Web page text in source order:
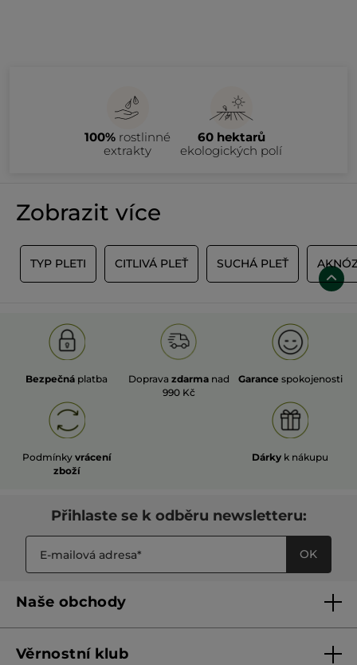
100% rostlinné
extrakty
60 hektarů
ekologických polí
Zobrazit více
TYP PLETI CITLIVÁ PLEŤ SUCHÁ PLEŤ
Bezpečná platba Doprava zdarma nad
990 Kč
Garance spokojenosti
Podmínky vrácení
zboží
Dárky k nákupu
Přihlaste se k odběru newsletteru:
OK
Naše obchody
Franšízing
Věrnostní klub